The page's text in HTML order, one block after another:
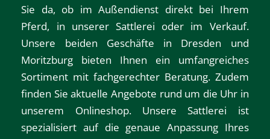
Sie da, ob im Außendienst direkt bei Ihrem
Pferd, in unserer Sattlerei oder im Verkauf.
Unsere beiden Geschäfte in Dresden und
Moritzburg bieten Ihnen ein umfangreiches
Sortiment mit fachgerechter Beratung. Zudem
finden Sie aktuelle Angebote rund um die Uhr in
unserem Onlineshop. Unsere Sattlerei ist
spezialisiert auf die genaue Anpassung Ihres